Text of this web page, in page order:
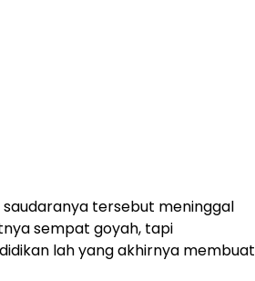
tersebut meninggal
sempat goyah, tapi
lah yang akhirnya membuat